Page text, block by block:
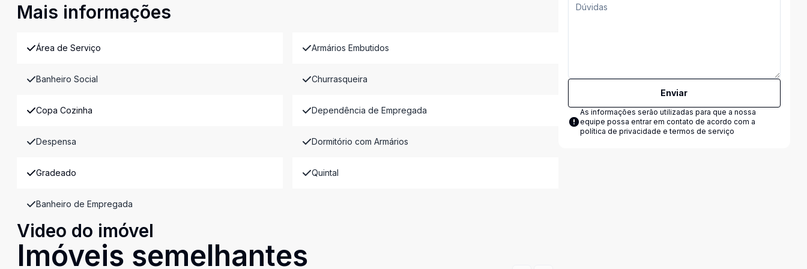
Mais informações
Área de Serviço Armários Embutidos
Banheiro Social Churrasqueira
Copa Cozinha Dependência de Empregada
Despensa Dormitório com Armários
Gradeado Quintal
Banheiro de Empregada
Video do imóvel
Imóveis semelhantes
Enviar
As informações serão utilizadas para que a nossa
equipe possa entrar em contato de acordo com a
política de privacidade e termos de serviço